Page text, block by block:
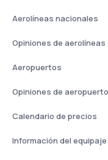
Aerolíneas nacionales
Opiniones de aerolíneas
Aeropuertos
Opiniones de
Calendario de precios
Información del equipaje